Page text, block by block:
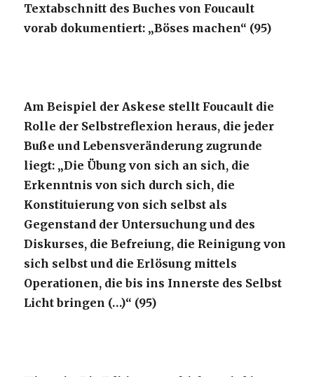
Textabschnitt des Buches von Foucault
vorab dokumentiert: „Böses machen“ (95)
Am Beispiel der Askese stellt Foucault die
Rolle der Selbstreflexion heraus, die jeder
Buße und Lebensveränderung zugrunde
liegt: „Die Übung von sich an sich, die
Erkenntnis von sich durch sich, die
Konstituierung von sich selbst als
Gegenstand der Untersuchung und des
Diskurses, die Befreiung, die Reinigung von
sich selbst und die Erlösung mittels
Operationen, die bis ins Innerste des Selbst
Licht bringen (…)“ (95)